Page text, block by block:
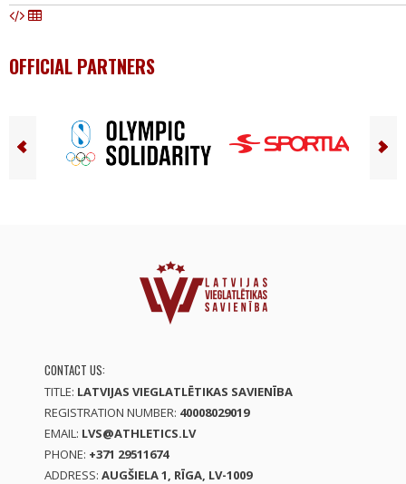
OFFICIAL PARTNERS
CONTACT US:
TITLE: LATVIJAS VIEGLATLĒTIKAS SAVIENĪBA
REGISTRATION NUMBER: 40008029019
EMAIL: LVS@ATHLETICS.LV
PHONE: +371 29511674
ADDRESS: AUGŠIELA 1, RĪGA, LV-1009